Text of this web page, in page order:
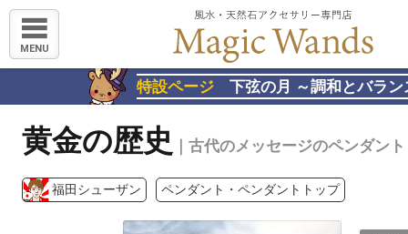
MENU
特設ページ 下弦の月 ～調和とバラン
黄金の歴史 ｜古代のメッセージのペンダン
福田シューザン ペンダント・ペンダントトップ